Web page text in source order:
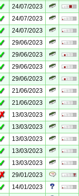
24/07/2023
24/07/2023
24/07/2023
29/06/2023
29/06/2023
29/06/2023
29/06/2023
21/06/2023
21/06/2023
13/03/2023
13/03/2023
13/03/2023
13/03/2023
13/03/2023
29/01/2023
14/01/2023